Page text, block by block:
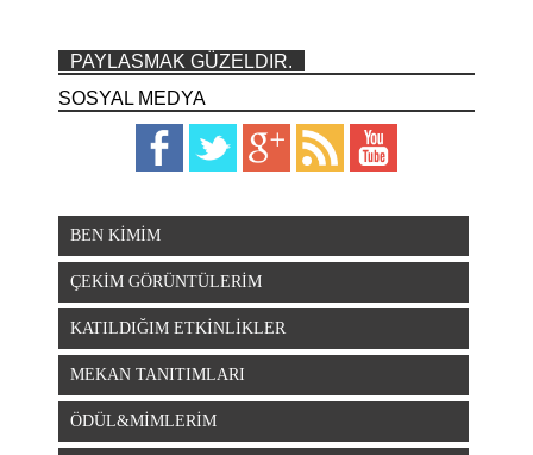
PAYLASMAK GÜZELDIR.
SOSYAL MEDYA
BEN KİMİM
ÇEKİM GÖRÜNTÜLERİM
KATILDIĞIM ETKİNLİKLER
MEKAN TANITIMLARI
ÖDÜL&MİMLERİM